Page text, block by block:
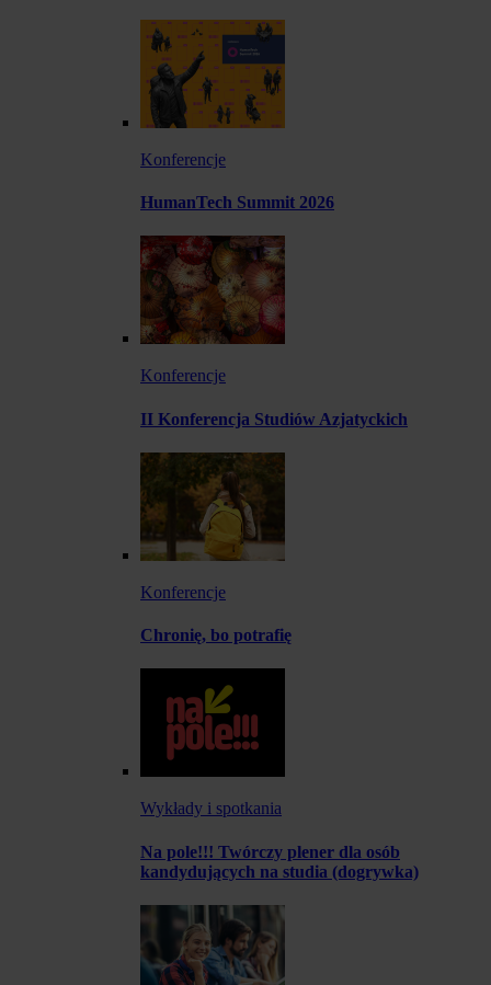
Konferencje
HumanTech Summit 2026
Konferencje
II Konferencja Studiów Azjatyckich
Konferencje
Chronię, bo potrafię
Wykłady i spotkania
Na pole!!! Twórczy plener dla osób
kandydujących na studia (dogrywka)